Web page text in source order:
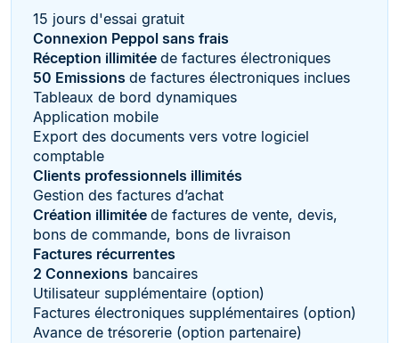
15 jours d'essai gratuit
Connexion Peppol sans frais
Réception illimitée de factures électroniques
50 Emissions de factures électroniques inclues
Tableaux de bord dynamiques
Application mobile
Export des documents vers votre logiciel
comptable
Clients professionnels illimités
Gestion des factures d’achat
Création illimitée de factures de vente, devis,
bons de commande, bons de livraison
Factures récurrentes
2 Connexions bancaires
Utilisateur supplémentaire (option)
Factures électroniques supplémentaires (option)
Avance de trésorerie (option partenaire)